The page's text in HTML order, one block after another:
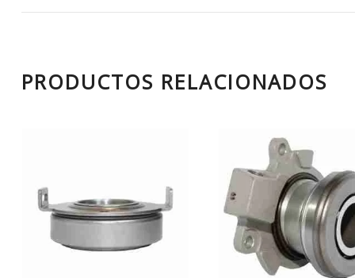
PRODUCTOS RELACIONADOS